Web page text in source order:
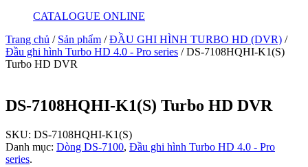
CATALOGUE ONLINE
Trang chủ / Sản phẩm /ĐẦU GHI HÌNH TURBO HD (DVR) /
Đầu ghi hình Turbo HD 4.0 - Pro series / DS-7108HQHI-K1(S)
Turbo HD DVR
DS-7108HQHI-K1(S) Turbo HD DVR
SKU: DS-7108HQHI-K1(S)
Danh mục: Dòng DS-7100, Đầu ghi hình Turbo HD 4.0 - Pro
series.